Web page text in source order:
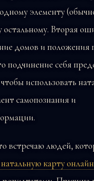
элементу
остальному. Вторая
домов и положения
подчинение себя
использовать
самопознания и
встречаю людей,
карту онлайн